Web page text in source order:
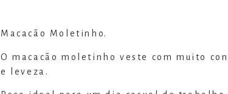
Macacão Moletinho.
O macacão moletinho veste com muito
e leveza.